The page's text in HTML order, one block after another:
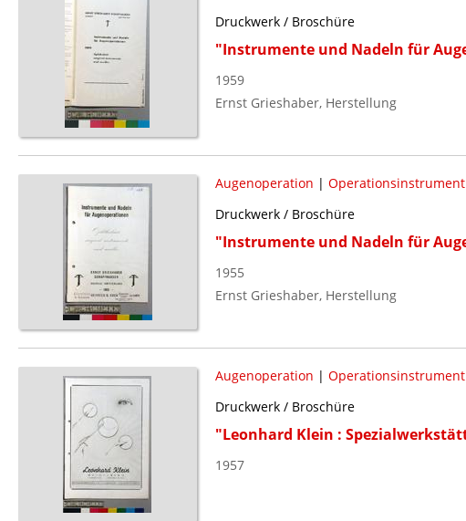
Druckwerk / Broschüre
"Instrumente und Nadeln für
1959
Ernst Grieshaber, Herstellung
Augenoperation | Operationsinstrument
Druckwerk / Broschüre
"Instrumente und Nadeln für
1955
Ernst Grieshaber, Herstellung
Augenoperation | Operationsinstrument
Druckwerk / Broschüre
"Leonhard Klein :
1957